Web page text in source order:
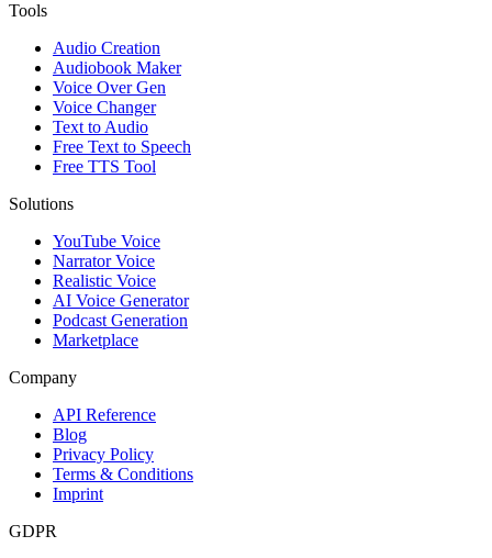
Tools
Audio Creation
Audiobook Maker
Voice Over Gen
Voice Changer
Text to Audio
Free Text to Speech
Free TTS Tool
Solutions
YouTube Voice
Narrator Voice
Realistic Voice
AI Voice Generator
Podcast Generation
Marketplace
Company
API Reference
Blog
Privacy Policy
Terms & Conditions
Imprint
GDPR